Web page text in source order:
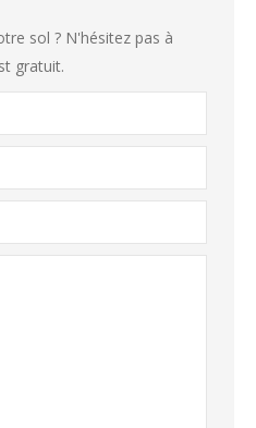
sol ? N'hésitez pas à
gratuit.